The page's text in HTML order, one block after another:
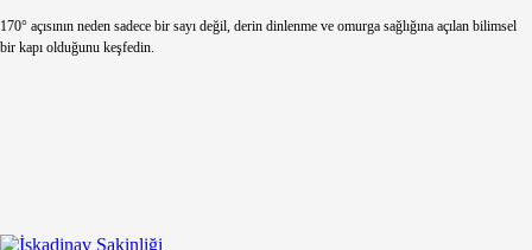
170° açısının neden sadece bir sayı değil, derin dinlenme ve omurga sağlığına açılan bilimsel
bir kapı olduğunu keşfedin.